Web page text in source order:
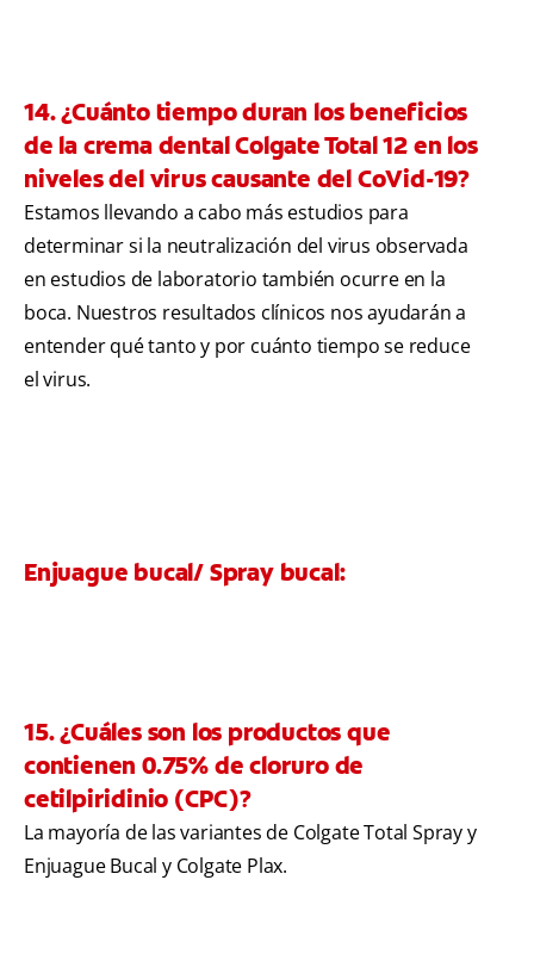
14. ¿Cuánto tiempo duran los beneficios
de la crema dental Colgate Total 12 en los
niveles del virus causante del CoVid-19?
Estamos llevando a cabo más estudios para
determinar si la neutralización del virus observada
en estudios de laboratorio también ocurre en la
boca. Nuestros resultados clínicos nos ayudarán a
entender qué tanto y por cuánto tiempo se reduce
el virus.
Enjuague bucal/ Spray bucal:
15. ¿Cuáles son los productos que
contienen 0.75% de cloruro de
cetilpiridinio (CPC)?
La mayoría de las variantes de Colgate Total Spray y
Enjuague Bucal y Colgate Plax.